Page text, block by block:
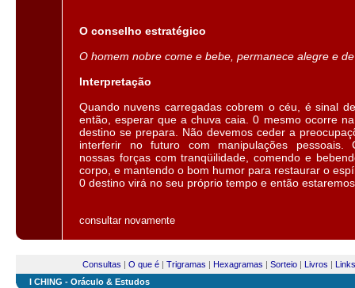
O conselho estratégico
O homem nobre come e bebe, permanece alegre e
Interpretação
Quando nuvens carregadas cobrem o céu, é sinal
então, esperar que a chuva caia. 0 mesmo ocorre
destino se prepara. Não devemos ceder a
interferir no futuro com manipulações pessoais.
nossas forças com tranqüilidade, comendo e
corpo, e mantendo o bom humor para restaurar o
0 destino virá no seu próprio tempo e então
consultar novamente
Consultas | O que é| Trigramas | Hexagramas | Sorteio| Livros |
I CHING - Oráculo & Estudos